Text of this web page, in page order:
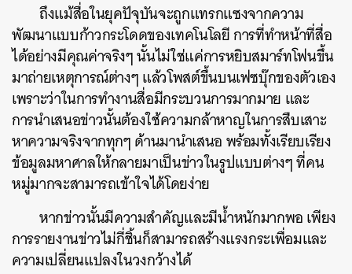
ถึงแม้สื่อในยุคปัจุบันจะถูกแทรกแซงจากความ
พัฒนาแบบก้าวกระโดดของเทคโนโลยี การที่ทำหน้าที่สื่อ
ได้อย่างมีคุณค่าจริงๆ นั้นไม่ใช่แค่การหยิบสมาร์ทโฟนขึ้น
มาถ่ายเหตุการณ์ต่างๆ แล้วโพสต์ขึ้นบนเฟซบุ๊กของตัวเอง
เพราะว่าในการทำงานสื่อมีกระบวนการมากมาย และ
การนำเสนอข่าวนั้นต้องใช้ความกล้าหาญในการสืบเสาะ
หาความจริงจากทุกๆ ด้านมานำเสนอ พร้อมทั้งเรียบเรียง
ข้อมูลมหาศาลให้กลายมาเป็นข่าวในรูปแบบต่างๆ ที่คน
หมู่มากจะสามารถเข้าใจได้โดยง่าย
หากข่าวนั้นมีความสำคัญและมีน้ำหนักมากพอ เพียง
การรายงานข่าวไม่กี่ชิ้นก็สามารถสร้างแรงกระเพื่อมและ
ความเปลี่ยนแปลงในวงกว้างได้